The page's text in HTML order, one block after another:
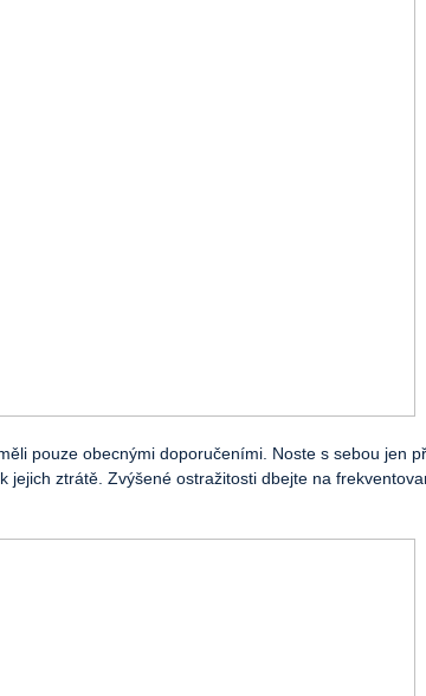
pouze obecnými doporučeními. Noste s sebou jen
ztrátě. Zvýšené ostražitosti dbejte na